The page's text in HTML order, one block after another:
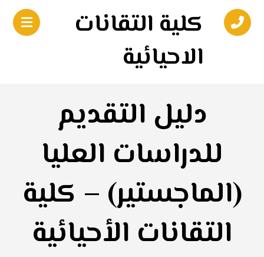
كلية التقانات
الاحيائية
دليل التقديم
للدراسات العليا
(الماجستير) – كلية
التقانات الأحيائية